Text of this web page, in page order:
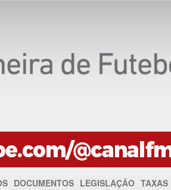
DOCUMENTOS LEGISLAÇÃO TAXAS